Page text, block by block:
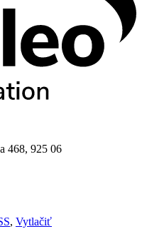
468, 925 06
, Vytlačiť